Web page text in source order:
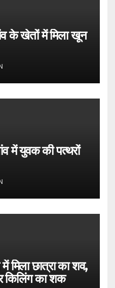
के खेतों में मिला खून
में युवक की पत्थरों
मिला छात्रा का शव,
किलिंग का शक